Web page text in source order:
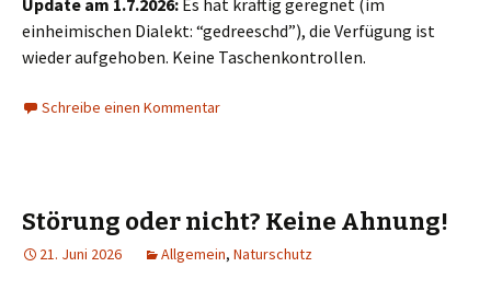
einheimischen Dialekt: “gedreeschd”), die Verfügung ist
wieder aufgehoben. Keine Taschenkontrollen.
Schreibe einen Kommentar
Störung oder nicht? Keine Ahnung!
21. Juni 2026 Allgemein, Naturschutz